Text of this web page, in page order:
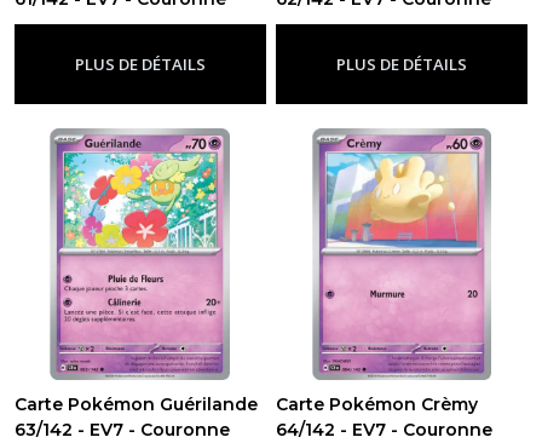
Stellaire-Ev7 - Couronne Stellaire
PLUS DE DÉTAILS
Stellaire-Ev7 - Couronne Stellaire
PLUS DE DÉTAILS
Carte Pokémon Guérilande
63/142 - EV7 - Couronne
Carte Pokémon Crèmy
64/142 - EV7 - Couronne